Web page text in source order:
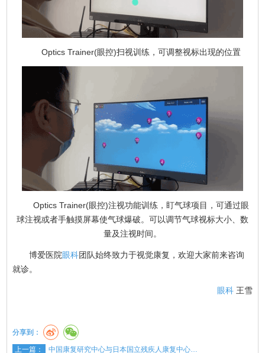
Optics Trainer(眼控)扫视训练，可调整视标出现的位置
Optics Trainer(眼控)注视功能训练，盯气球项目，可通过眼
球注视或者手触摸屏幕使气球爆破。可以调节气球视标大小、数
量及注视时间。
博爱医院眼科团队始终致力于视觉康复，欢迎大家前来咨询
就诊。
眼科王雪
分享到：
上一篇： 中国康复研究中心与日本国立残疾人康复中心…